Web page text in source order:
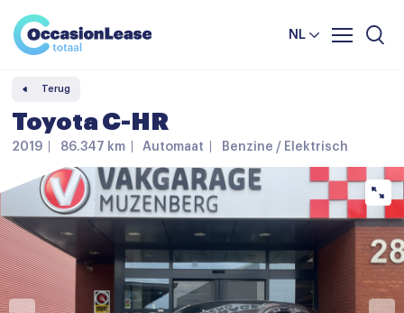
NL
Leasevoorwaarden
Veelgestelde vragen
Nieuws en tips
Over ons
Vergelijker
Terug
Toyota C-HR
2019 86.347 km Automaat Benzine / Elektrisch